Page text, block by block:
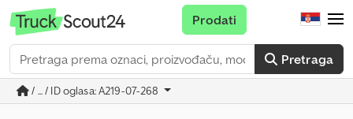
Pretraga
Prodati
/ ... / ID oglasa: A219-07-268